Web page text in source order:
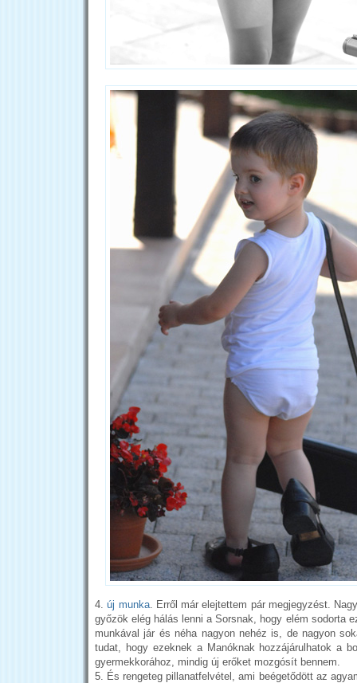
4.új munka. Erről már elejtettem pár megjegyzést.
győzök elég hálás lenni a Sorsnak, hogy elém sodorta
munkával jár és néha nagyon nehéz is, de nagyon
tudat, hogy ezeknek a Manóknak hozzájárulhatok a
gyermekkorához, mindig új erőket mozgósít bennem.
5. És rengeteg pillanatfelvétel, ami beégetődött az